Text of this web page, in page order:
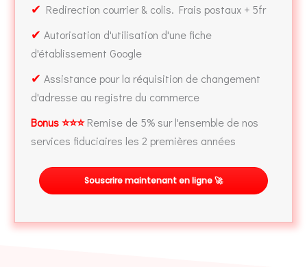
✔ Redirection courrier & colis. Frais postaux + 5fr
✔ Autorisation d'utilisation d'une fiche
d'établissement Google
✔ Assistance pour la réquisition de changement
d'adresse au registre du commerce
Bonus ⭐⭐⭐Remise de 5% sur l'ensemble de nos
services fiduciaires les 2 premières années
Souscrire maintenant en ligne 🚀